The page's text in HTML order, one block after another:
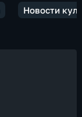
Новости